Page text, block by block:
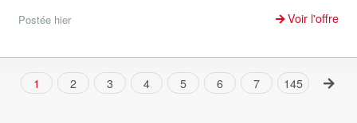
Postée hier Voir l'offre
1 2 3 4 5 6 7 145